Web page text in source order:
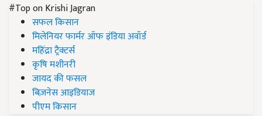
#Top on Krishi Jagran
सफल किसान
मिलेनियर फार्मर ऑफ इंडिया अवॉर्ड
महिंद्रा ट्रैक्टर्स
कृषि मशीनरी
जायद की फसल
बिज़नेस आइडियाज
पीएम किसान